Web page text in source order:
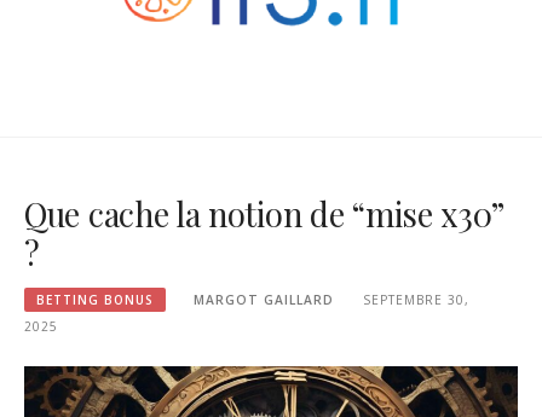
Que cache la notion de “mise x30”
?
BETTING BONUS MARGOT GAILLARD
SEPTEMBRE 30,
2025